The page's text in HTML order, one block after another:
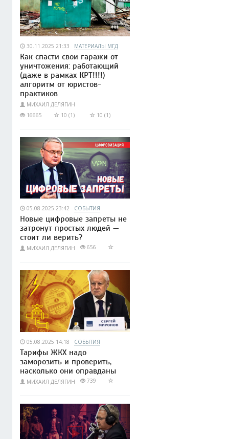
30.11.2025 21:33 МАТЕРИАЛЫ МГД
Как спасти свои гаражи от
уничтожения: работающий
(даже в рамках КРТ!!!!)
алгоритм от юристов-
практиков
МИХАИЛ ДЕЛЯГИН
16665
10 (1) 10 (1)
05.08.2025 23:42 СОБЫТИЯ
Новые цифровые запреты не
затронут простых людей —
стоит ли верить?
МИХАИЛ ДЕЛЯГИН 656
05.08.2025 14:18 СОБЫТИЯ
Тарифы ЖКХ надо
заморозить и проверить,
насколько они оправданы
МИХАИЛ ДЕЛЯГИН 739